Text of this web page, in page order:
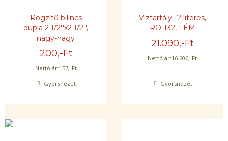
Rögzítő bilincs
dupla 2 1/2''x2 1/2'',
nagy-nagy
200,-Ft
Nettó ár:157,-Ft
Gyorsnézet
Víztartály 12 literes,
RO-132, FÉM
21.090,-Ft
Nettó ár:16.606,-Ft
Gyorsnézet